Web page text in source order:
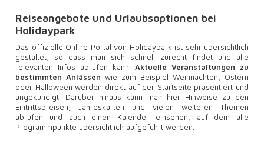
Reiseangebote und Urlaubsoptionen bei
Holidaypark
Das offizielle Online Portal von Holidaypark ist sehr übersichtlich
gestaltet, so dass man sich schnell zurecht findet und alle
relevanten Infos abrufen kann.Aktuelle Veranstaltungen zu
bestimmten Anlässen wie zum Beispiel Weihnachten, Ostern
oder Halloween werden direkt auf der Startseite präsentiert und
angekündigt. Darüber hinaus kann man hier Hinweise zu den
Eintrittspreisen, Jahreskarten und vielen weiteren Themen
abrufen und auch einen Kalender einsehen, auf dem alle
Programmpunkte übersichtlich aufgeführt werden.